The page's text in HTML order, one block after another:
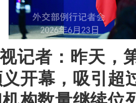
记者：昨天，
开幕，吸引超